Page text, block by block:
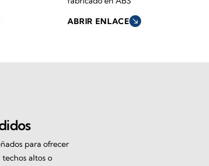
ABRIR ENLACE south_east
para ofrecer
altos o